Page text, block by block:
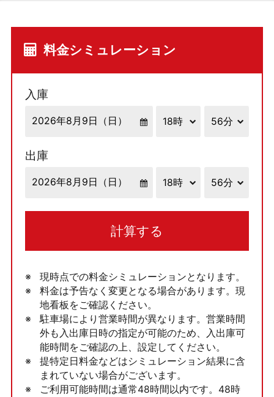
料金シミュレーション
入庫
出庫
計算する
現時点での料金シミュレーションとなります。
料金は予告なく変更となる場合があります。現
地看板をご確認ください。
駐車場により営業時間が異なります。営業時間
外も入出庫日時の指定が可能のため、入出庫可
能時間をご確認の上、設定してください。
提特定日料金などはシミュレーション結果に含
まれていない場合がございます。
ご利用可能時間は通常48時間以内です。48時